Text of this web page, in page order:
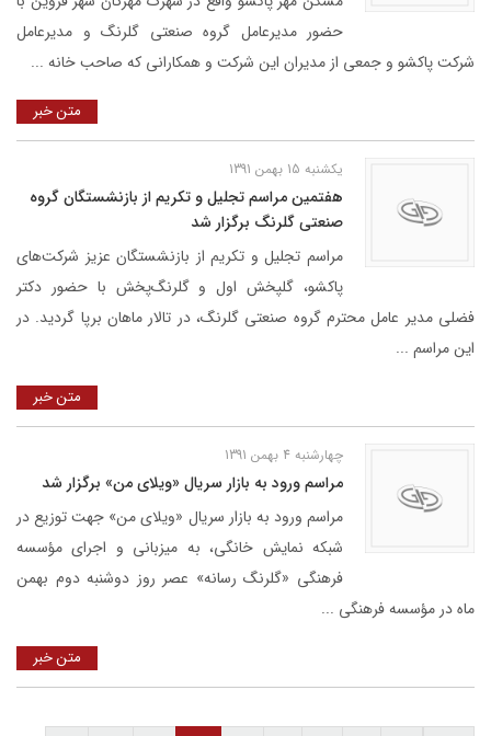
حضور مدیرعامل گروه صنعتی گلرنگ و مدیرعامل
شرکت پاکشو و جمعی از مدیران این شرکت و همکارانی که صاحب خانه ...
متن خبر
یکشنبه 15 بهمن 1391
هفتمین مراسم تجلیل و تکریم از بازنشستگان گروه
صنعتی گلرنگ برگزار شد
مراسم تجلیل و تکریم از بازنشستگان عزیز شرکت‌های
پاکشو، گلپخش اول و گلرنگ‌پخش با حضور دکتر
فضلی مدیر عامل محترم گروه صنعتی گلرنگ، در تالار ماهان برپا گردید. در
این مراسم ...
متن خبر
چهارشنبه 4 بهمن 1391
مراسم ورود به بازار سريال «ویلای من» برگزار شد
مراسم ورود به بازار سریال «ویلای من» جهت توزیع در
شبکه نمایش خانگی، به میزبانی و اجرای مؤسسه
فرهنگی «گلرنگ رسانه» عصر روز دوشنبه دوم بهمن
ماه در مؤسسه فرهنگی ...
متن خبر